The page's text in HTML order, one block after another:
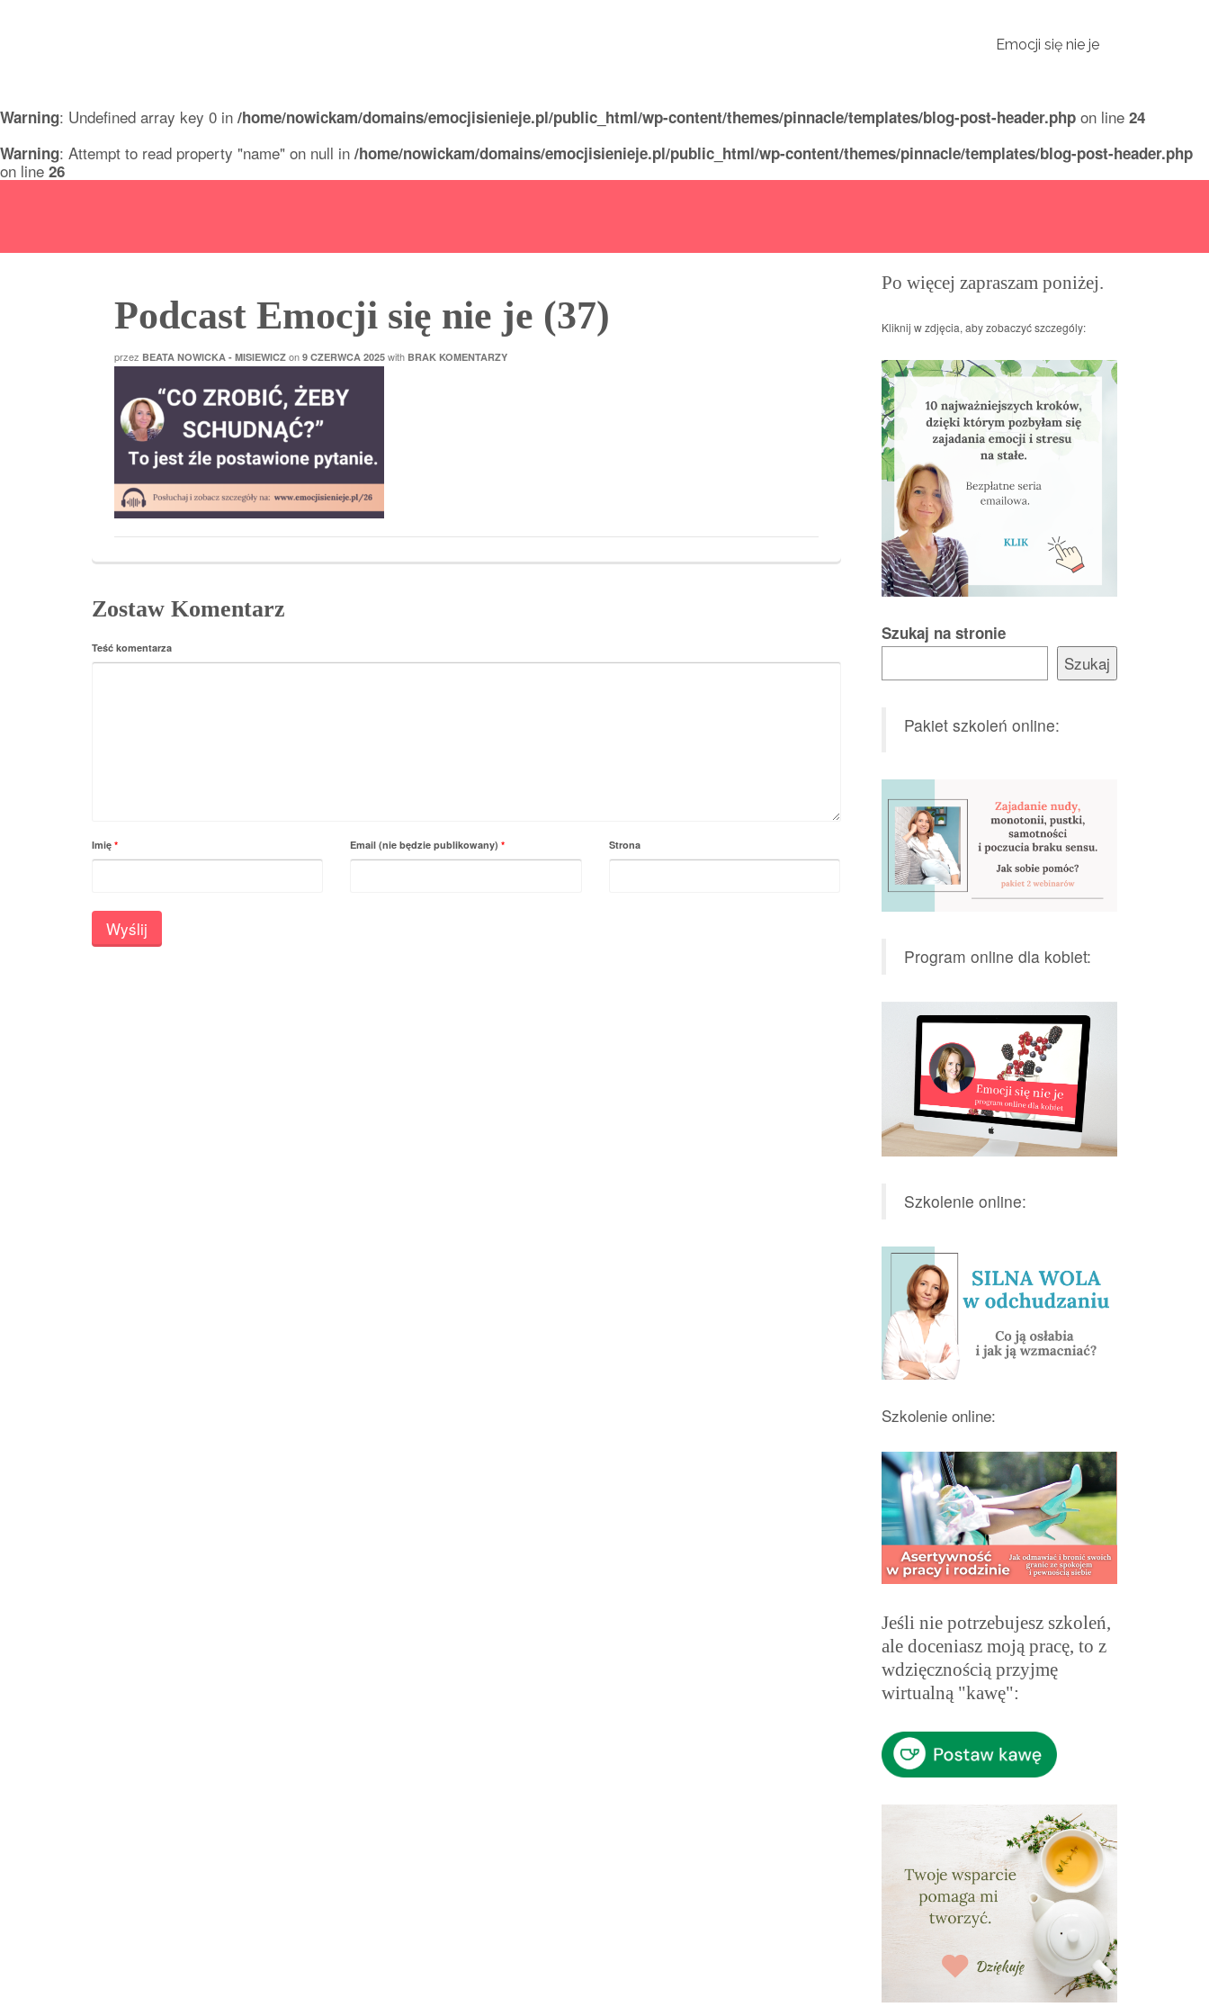
Emocji się nie je
Warning: Undefined array key 0 in /home/nowickam/domains/emocjisienieje.pl/public_html/wp-content/themes/pinnacle/templates/blog-post-header.php on line 24
Warning: Attempt to read property "name" on null in /home/nowickam/domains/emocjisienieje.pl/public_html/wp-content/themes/pinnacle/templates/blog-post-header.php
on line 26
Podcast Emocji się nie je (37)
przez BEATA NOWICKA - MISIEWICZ on 9 CZERWCA 2025 with BRAK KOMENTARZY
Zostaw Komentarz
Teść komentarza
Imię * Email (nie będzie publikowany)* Strona
Po więcej zapraszam poniżej.
Kliknij w zdjęcia, aby zobaczyć szczególy:
Szukaj na stronie
Szukaj
Pakiet szkoleń online:
Program online dla kobiet:
Szkolenie online:
Szkolenie online:
Jeśli nie potrzebujesz szkoleń,
ale doceniasz moją pracę, to z
wdzięcznością przyjmę
wirtualną "kawę":